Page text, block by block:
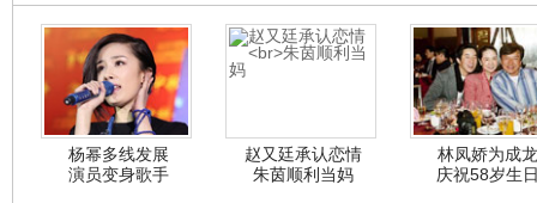
杨幂多线发展
演员变身歌手
赵又廷承认恋情
朱茵顺利当妈
林凤娇为成龙
庆祝58岁生